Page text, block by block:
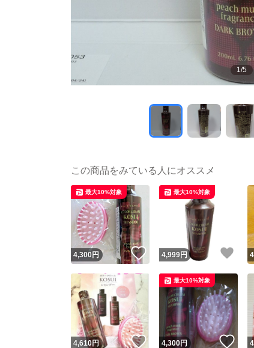
1/5
この商品をみている人にオススメ
4,300円 いいね！
最大10%対象
4,999円 い
最大10%対象
4,610円 いいね！
4,300円 い
最大10%対象